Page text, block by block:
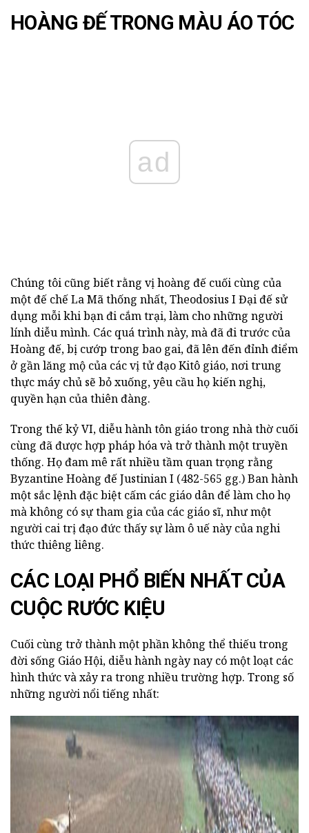
HOÀNG ĐẾ TRONG MÀU ÁO TÓC
ad
Chúng tôi cũng biết rằng vị hoàng đế cuối cùng của
một đế chế La Mã thống nhất, Theodosius I Đại đế sử
dụng mỗi khi bạn đi cắm trại, làm cho những người
lính diễu mình. Các quá trình này, mà đã đi trước của
Hoàng đế, bị cướp trong bao gai, đã lên đến đỉnh điểm
ở gần lăng mộ của các vị tử đạo Kitô giáo, nơi trung
thực máy chủ sẽ bỏ xuống, yêu cầu họ kiến nghị,
quyền hạn của thiên đàng.
Trong thế kỷ VI, diễu hành tôn giáo trong nhà thờ cuối
cùng đã được hợp pháp hóa và trở thành một truyền
thống. Họ đam mê rất nhiều tầm quan trọng rằng
Byzantine Hoàng đế Justinian I (482-565 gg.) Ban hành
một sắc lệnh đặc biệt cấm các giáo dân để làm cho họ
mà không có sự tham gia của các giáo sĩ, như một
người cai trị đạo đức thấy sự làm ô uế này của nghi
thức thiêng liêng.
CÁC LOẠI PHỔ BIẾN NHẤT CỦA
CUỘC RƯỚC KIỆU
Cuối cùng trở thành một phần không thể thiếu trong
đời sống Giáo Hội, diễu hành ngày nay có một loạt các
hình thức và xảy ra trong nhiều trường hợp. Trong số
những người nổi tiếng nhất: